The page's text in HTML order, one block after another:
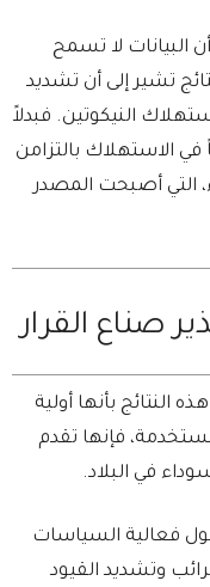
البيانات لا تسمح
تشير إلى أن تشديد
النيكوتين. فبدلاً
الاستهلاك بالتزامن
أصبحت المصدر
صناع القرار
النتائج بأنها أولية
فإنها تقدم
في البلاد.
فعالية السياسات
وتشديد القيود